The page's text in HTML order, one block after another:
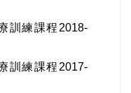
訓練課程2018-
訓練課程2017-